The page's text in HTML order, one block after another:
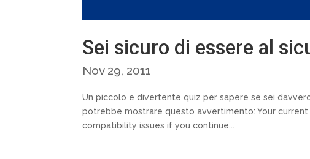
Sei sicuro di essere al
Nov 29, 2011
Un piccolo e divertente quiz per sapere se sei
potrebbe mostrare questo avvertimento: Your
compatibility issues if you continue...